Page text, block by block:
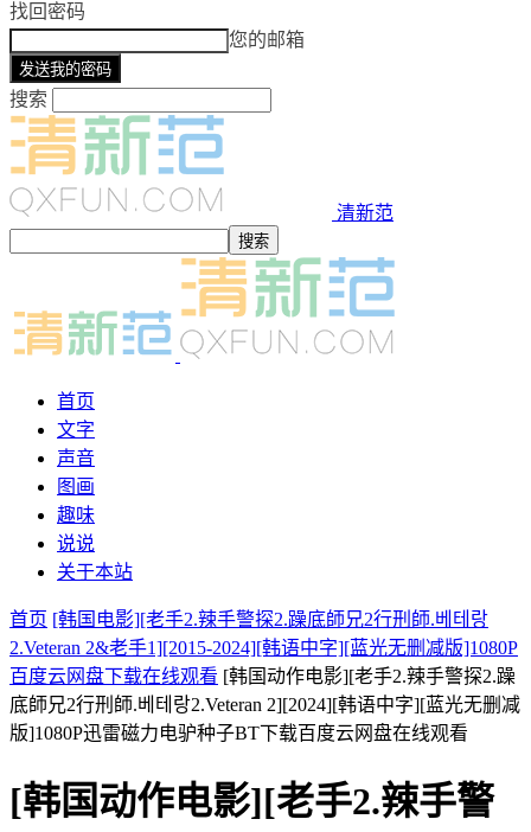
找回密码
您的邮箱
搜索
清新范
首页
文字
声音
图画
趣味
说说
关于本站
首页 [韩国电影][老手2.辣手警探2.躁底師兄2行刑師.베테랑
2.Veteran 2&老手1][2015-2024][韩语中字][蓝光无删减版]1080P
百度云网盘下载在线观看 [韩国动作电影][老手2.辣手警探2.躁
底師兄2行刑師.베테랑2.Veteran 2][2024][韩语中字][蓝光无删减
版]1080P迅雷磁力电驴种子BT下载百度云网盘在线观看
[韩国动作电影][老手2.辣手警